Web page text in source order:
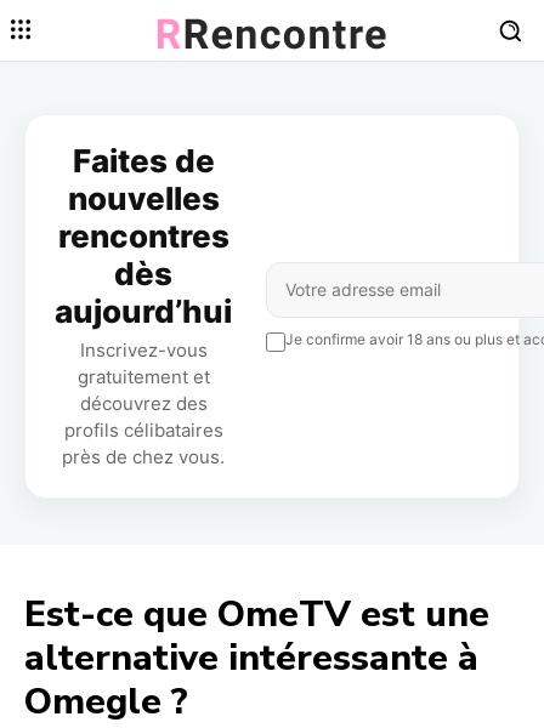
Faites de
nouvelles
rencontres
dès
aujourd’hui
Inscrivez-vous
gratuitement et
découvrez des
profils célibataires
près de chez vous.
Je confirme avoir 18 ans ou plus et
Est-ce que OmeTV est une
alternative intéressante à
Omegle ?